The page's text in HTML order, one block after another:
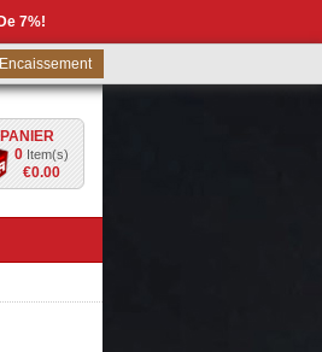
7%!
Encaissement
PANIER
0 Item(s)
€0.00